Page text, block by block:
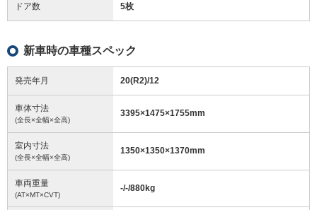
ドア数 5枚
新車時の車種スペック
発売年月 20(R2)/12
車体寸法
(全長×全幅×全高)
3395×1475×1755mm
室内寸法
(全長×全幅×全高)
1350×1350×1370mm
車両重量
(AT×MT×CVT)
-/-/880kg